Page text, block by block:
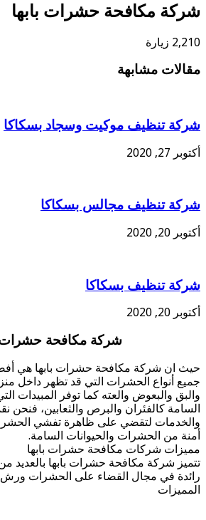
شركة مكافحة حشرات بابها
2,210 زيارة
مقالات مشابهة
شركة تنظيف موكيت وسجاد بسكاكا
أكتوبر 27, 2020
شركة تنظيف مجالس بسكاكا
أكتوبر 20, 2020
شركة تنظيف بسكاكا
أكتوبر 20, 2020
شركة مكافحة حشرات
حيث ان شركة مكافحة حشرات بابها هي
جميع أنواع الحشرات التي قد تظهر داخل
والبق والبعوض والعته كما توفر المبيدات
السامة كالفئران والبرص والثعابين، فنحن
والخدمات لتقضي على ظاهرة تفشي
أمنة من الحشرات والحيوانات السامة.
مميزات شركات مكافحة حشرات بابها
تتميز شركة مكافحة حشرات بابها بالعديد
رائدة في مجال القضاء على الحشرات ورش
المميزات